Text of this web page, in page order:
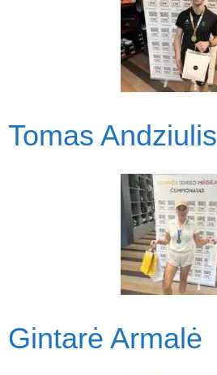
Tomas Andziulis
Gintarė Armalė